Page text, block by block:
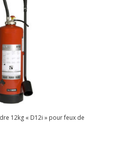
12kg « D12i » pour feux de